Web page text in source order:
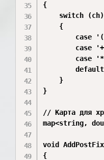
{
    switch (ch)
    {
case
case
case
    }
}
// Карта для
map<string,
void
{